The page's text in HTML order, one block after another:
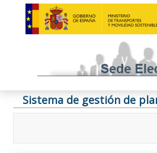
Sistema de gestión de